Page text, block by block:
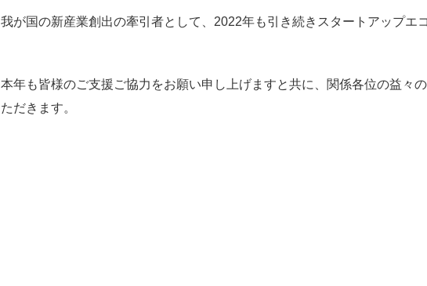
我が国の新産業創出の牽引者として、2022年も引き続きスタートアップエ
本年も皆様のご支援ご協力をお願い申し上げますと共に、関係各位の益々
ただきます。